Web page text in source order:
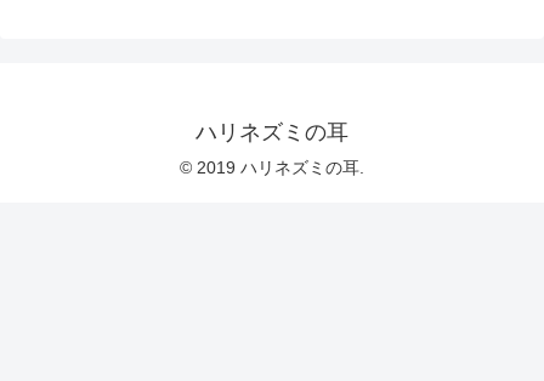
ハリネズミの耳
© 2019 ハリネズミの耳.